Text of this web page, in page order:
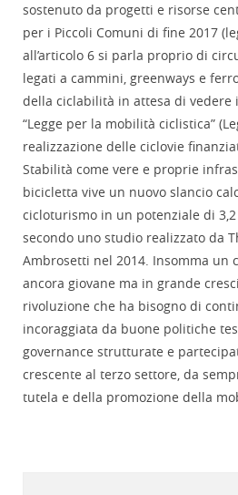
sostenuto da progetti e risorse
per i Piccoli Comuni di fine 2017
all’articolo 6 si parla proprio di
legati a cammini, greenways e
della ciclabilità in attesa di
“Legge per la mobilità ciclistica”
realizzazione delle ciclovie
Stabilità come vere e proprie
bicicletta vive un nuovo slancio
cicloturismo in un potenziale di
secondo uno studio realizzato da
Ambrosetti nel 2014. Insomma un
ancora giovane ma in grande
rivoluzione che ha bisogno di
incoraggiata da buone politiche
governance strutturate e
crescente al terzo settore, da
tutela e della promozione della